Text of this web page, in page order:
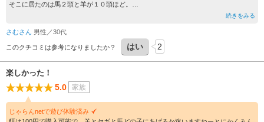
そこに居たのは馬２頭と羊が１０頭ほど。
と、確かに栄えていたようです。
人が誰もいないので、馬に乗ることはもちろんできませんでした。
近所の人が世話をしているんですかね。何の説明も無かったので現状はよくわかりま
せん。ただ、馬と羊は確かにいたということで星３にします。
続きをみる
さむさん 男性／30代
このクチコミは参考になりましたか？ はい 2
楽しかった！
5.0 家族
じゃらんnetで遊び体験済み